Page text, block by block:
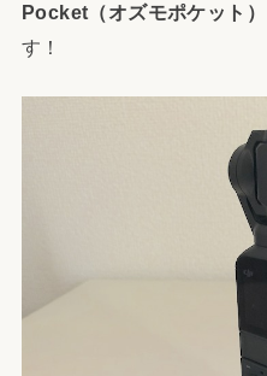
Pocket（オズモポケット）
す！